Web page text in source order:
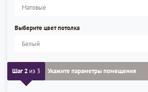
Выберите цвет потолка
Шаг 2 из 3 Укажите параметры помещения